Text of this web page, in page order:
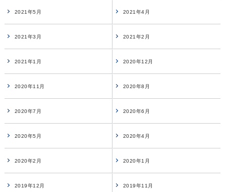
2021年5月 2021年4月
2021年3月 2021年2月
2021年1月 2020年12月
2020年11月 2020年8月
2020年7月 2020年6月
2020年5月 2020年4月
2020年2月 2020年1月
2019年12月 2019年11月